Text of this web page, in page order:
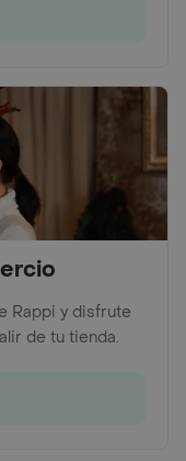
Rappi y disfrute
de tu tienda.